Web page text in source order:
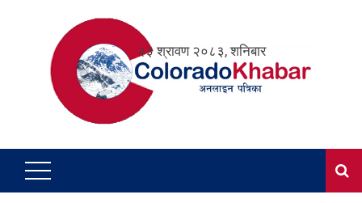
२३ श्रावण २०८३, शनिबार